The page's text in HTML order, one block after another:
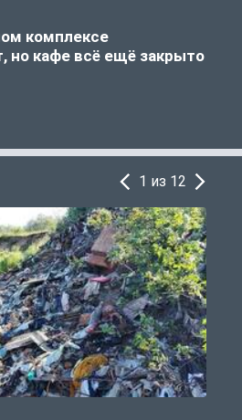
комплексе
но кафе всё ещё закрыто
1 из 12